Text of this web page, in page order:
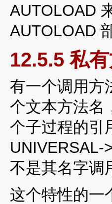
AUTOLOAD
AUTOLOAD
12.5.5 私
有一个调用方
个文本方法名
个子过程的引
UNIVERSAL-
不是其名字调
这个特性的一